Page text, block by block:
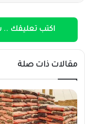
اكتب تعليقك ..
مقالات ذات صلة